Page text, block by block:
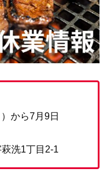
から7月9日
洗1丁目2-1